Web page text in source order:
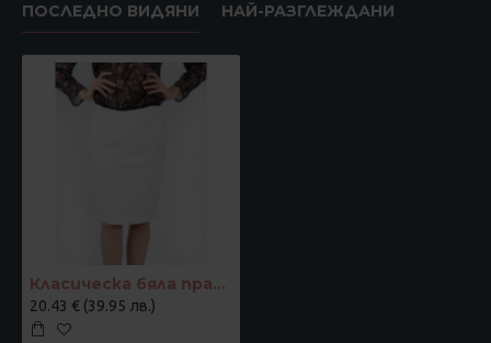
ПОСЛЕДНО ВИДЯНИ НАЙ-РАЗГЛЕЖДАНИ
Класическа бяла права пола с втъкани цветя
20.43 € (39.95 лв.)